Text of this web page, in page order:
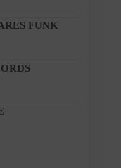
FUNK